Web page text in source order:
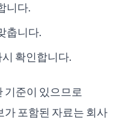
니다.
춥니다.
확인합니다.
기준이 있으므로
가 포함된 자료는 회사